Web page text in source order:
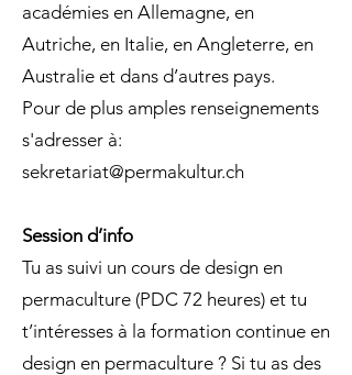
académies en Allemagne, en
Autriche, en Italie, en Angleterre, en
Australie et dans d’autres pays.
Pour de plus amples renseignements
s'adresser à:
sekretariat@permakultur.ch
Session d’info
Tu as suivi un cours de design en
permaculture (PDC 72 heures) et tu
t’intéresses à la formation continue en
design en permaculture ? Si tu as des